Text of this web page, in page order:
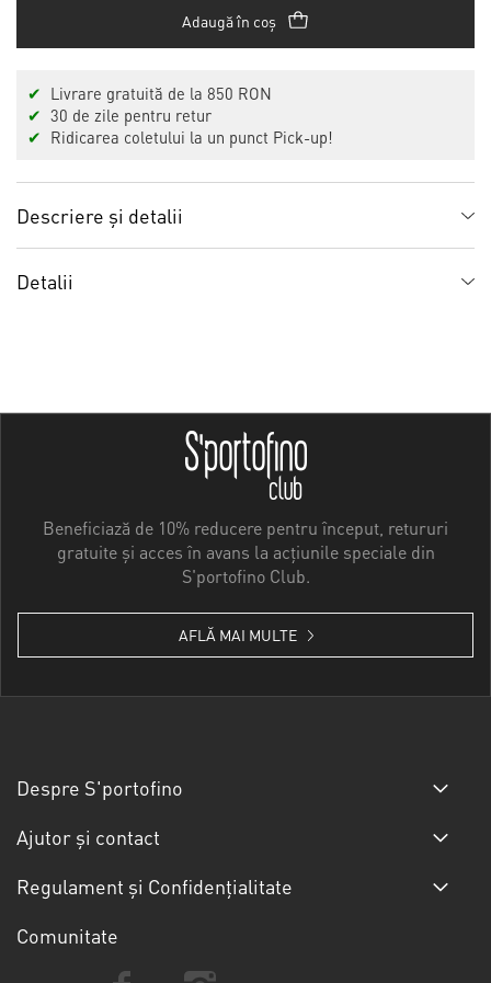
Adaugă în coș
✔
Livrare gratuită de la 850 RON
✔ 30 de zile pentru retur
✔
Ridicarea coletului la un punct Pick-up!
Descriere și detalii
Detalii
Beneficiază de 10% reducere pentru început, retururi
gratuite și acces în avans la acțiunile speciale din
S'portofino Club.
AFLĂ MAI MULTE
Despre S'portofino
Ajutor și contact
Regulament și Confidențialitate
Comunitate